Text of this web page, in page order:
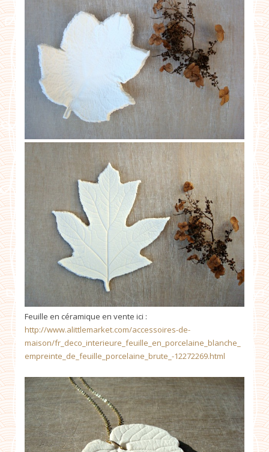
Feuille en céramique en vente ici :
http://www.alittlemarket.com/accessoires-de-
maison/fr_deco_interieure_feuille_en_porcelaine_blanche_
empreinte_de_feuille_porcelaine_brute_-12272269.html